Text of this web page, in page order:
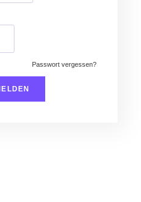
Passwort vergessen?